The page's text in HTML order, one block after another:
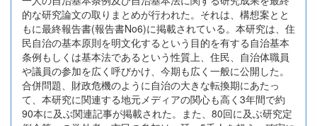
的な研究論文の取りまとめが行われた。それは、構想案とと
もに最終報告書(報告書No6)に掲載されている。本研究は、住
民自治の基本原則を明文化するという目的を有する自治基本
条例もしくは基本法であるという性質上、住民、自治体職員
や議員の参加を広く呼びかけ、今期も広く一般に公開した。
合併問題、財政危機のように自治の大きな転換期にあたっ
て、本研究に関連する地元メディアの関心も高く3年間で約
90本に及ぶ関連記事が掲載された。また、80回に及ぶ研究定